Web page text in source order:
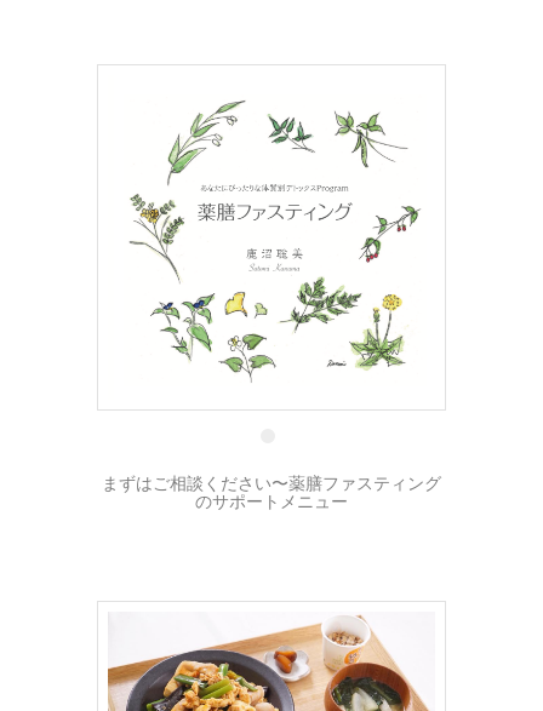
まずはご相談ください〜薬膳ファスティング
のサポートメニュー